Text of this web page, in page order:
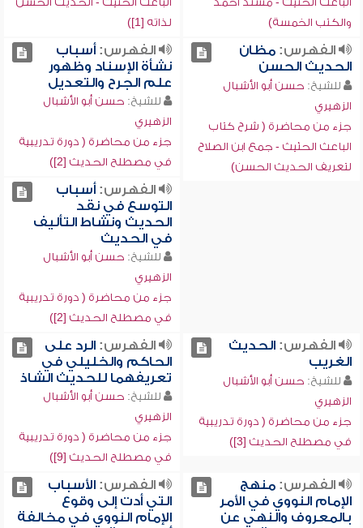
والكتب الخمسة)
لذاته [1])
الفهرس:مظان
الحديث الحسن
للشيخ: حسن أبو الأشبال
الزهيري
جزء من محاضرة ( شرح كتاب
الباعث الحثيث - جمع ابن الصلاح
لتعريف الحديث الحسن)
الفهرس:أسباب
نشأة الإسناد وظهور
علم الجرح والتعديل
للشيخ: حسن أبو الأشبال
الزهيري
جزء من محاضرة ( دورة تدريبية
في مصطلح الحديث [2])
الفهرس:أسباب
التوسع في نقد
الحديث ونشاط التأليف
في الحديث
للشيخ: حسن أبو الأشبال
الزهيري
جزء من محاضرة ( دورة تدريبية
في مصطلح الحديث [2])
الفهرس:الحديث
الغريب
للشيخ: حسن أبو الأشبال
الزهيري
جزء من محاضرة ( دورة تدريبية
في مصطلح الحديث [3])
الفهرس:الرد على
الحاكم والخليلي في
تعريفهما للحديث الشاذ
للشيخ: حسن أبو الأشبال
الزهيري
جزء من محاضرة ( دورة تدريبية
في مصطلح الحديث [9])
الفهرس:منهج
الإمام النووي في الأمر
بالمعروف والنهي عن
الفهرس:الأسباب
التي أدت إلى وقوع
الإمام النووي في مخالفة